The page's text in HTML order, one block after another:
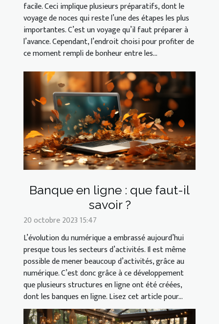
facile. Ceci implique plusieurs préparatifs, dont le
voyage de noces qui reste l’une des étapes les plus
importantes. C’est un voyage qu’il faut préparer à
l’avance. Cependant, l’endroit choisi pour profiter de
ce moment rempli de bonheur entre les...
Banque en ligne : que faut-il
savoir ?
20 octobre 2023 15:47
L’évolution du numérique a embrassé aujourd’hui
presque tous les secteurs d’activités. Il est même
possible de mener beaucoup d’activités, grâce au
numérique. C’est donc grâce à ce développement
que plusieurs structures en ligne ont été créées,
dont les banques en ligne. Lisez cet article pour...